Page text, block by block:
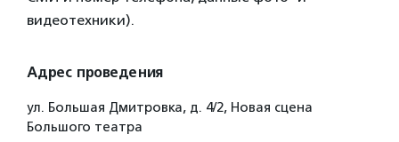
видеотехники).
Адрес проведения
ул. Большая Дмитровка, д. 4/2, Новая сцена
Большого театра